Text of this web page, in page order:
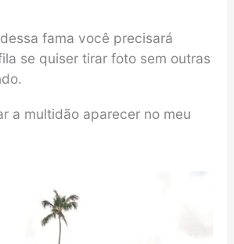
fama você precisará
se quiser tirar foto sem outras
a multidão aparecer no meu